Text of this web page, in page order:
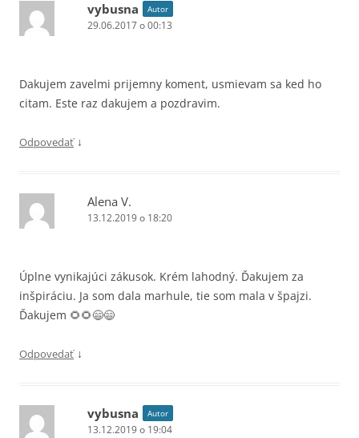
vybusna Autor
29.06.2017 o 00:13
Dakujem zavelmi prijemny koment, usmievam sa ked ho
citam. Este raz dakujem a pozdravim.
Odpovedať ↓
Alena V.
13.12.2019 o 18:20
Úplne vynikajúci zákusok. Krém lahodný. Ďakujem za
inšpiráciu. Ja som dala marhule, tie som mala v špajzi.
Ďakujem 🌻🌻😄😄
Odpovedať ↓
vybusna Autor
13.12.2019 o 19:04